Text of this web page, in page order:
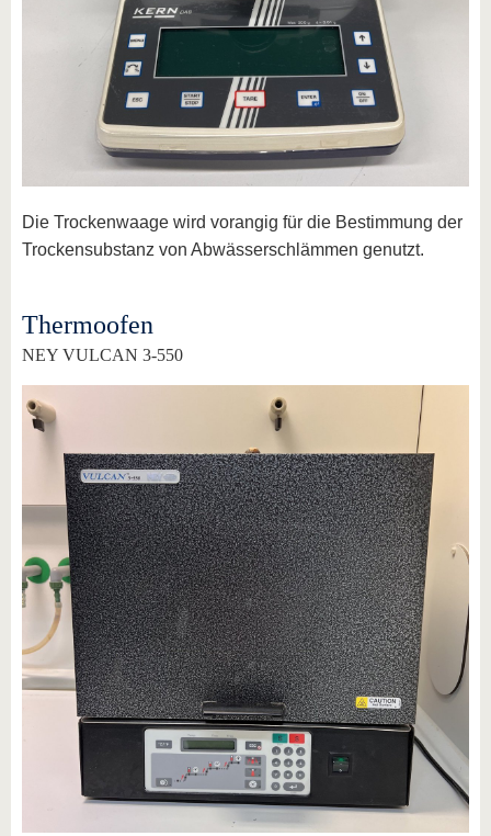
Die Trockenwaage wird vorangig für die Bestimmung der
Trockensubstanz von Abwässerschlämmen genutzt.
Thermoofen
NEY VULCAN 3-550